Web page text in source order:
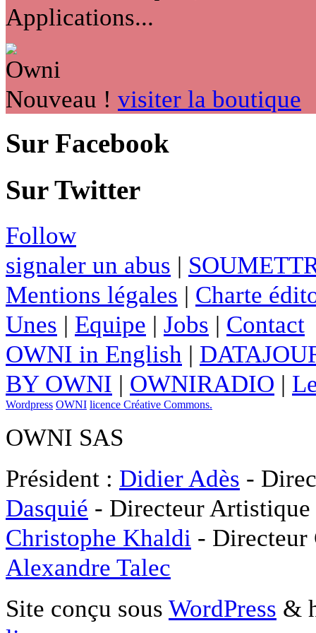
Applications...
Nouveau ! visiter la boutique
Sur Facebook
Sur Twitter
Follow
signaler un abus |
Mentions légales | Charte
Unes | Equipe | Jobs | Contact
OWNI in English |
BY OWNI | OWNIRADIO |
Wordpress OWNI licence Créative Commons.
OWNI SAS
Président : Didier Adès -
Dasquié - Directeur
Christophe Khaldi -
Alexandre Talec
Site conçu sous WordPress &